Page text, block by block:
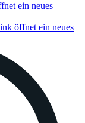
ein neues
öffnet ein neues